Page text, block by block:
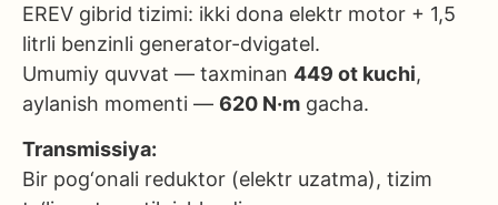
EREV gibrid tizimi: ikki dona elektr motor + 1,5
litrli benzinli generator-dvigatel.
Umumiy quvvat — taxminan 449 ot kuchi,
aylanish momenti — 620 N·m gacha.
Transmissiya:
Bir pog‘onali reduktor (elektr uzatma), tizim